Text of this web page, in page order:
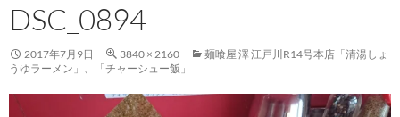
ン
ツ
へ
ス
DSC_0894
2017年7月9日 3840 × 2160
麺喰屋 澤 江戸川R14号本店「清湯しょ
うゆラーメン」、「チャーシュー飯」